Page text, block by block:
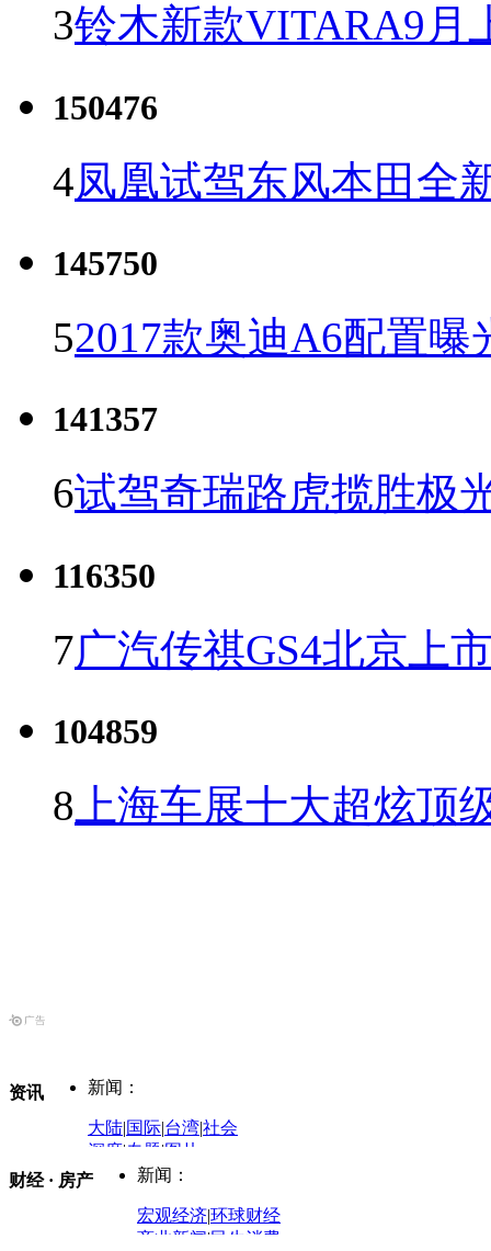
3铃木新款VITARA9月
150476
4凤凰试驾东风本田全
145750
52017款奥迪A6配置曝
141357
6试驾奇瑞路虎揽胜极
116350
7广汽传祺GS4北京上
104859
8 上海车展十大超炫顶
资讯 新闻：
大陆|国际|台湾|社会
深度|专题|图片
中国政要资料库
评论：
财经 · 房产 新闻：
宏观经济|环球财经
商业新闻|民生消费